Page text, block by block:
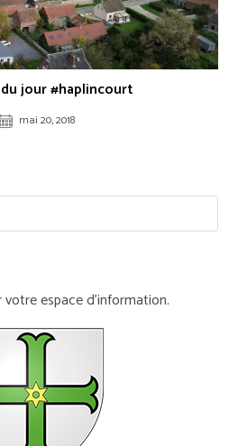
jour #haplincourt
mai 20, 2018
votre espace d'information.